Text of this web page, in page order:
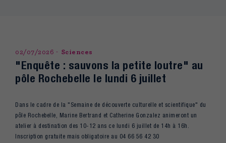
02/07/2026 Sciences
"Enquête : sauvons la petite loutre" au
pôle Rochebelle le lundi 6 juillet
Dans le cadre de la "Semaine de découverte culturelle et scientifique" du
pôle Rochebelle, Marine Bertrand et Catherine Gonzalez animeront un
atelier à destination des 10-12 ans ce lundi 6 juillet de 14h à 16h.
Inscription gratuite mais obligatoire au 04 66 56 42 30